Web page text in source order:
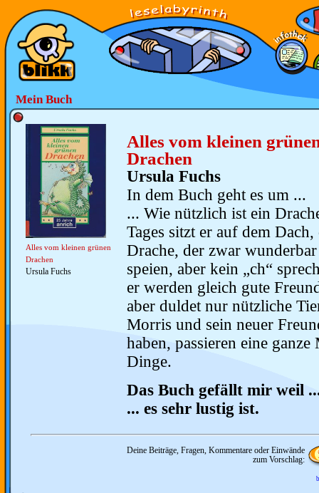
Mein Buch
Alles vom kleinen grünen
Drachen
Ursula Fuchs
Alles vom kleinen
Drachen
Ursula Fuchs
In dem Buch geht es um ...
... Wie nützlich ist ein
Tages sitzt er auf dem
Drache, der zwar
speien, aber kein „ch“
er werden gleich gute
aber duldet nur nützliche
Morris und sein neuer
haben, passieren eine ganze
Dinge.
Das Buch gefällt mir weil
... es sehr lustig ist.
Deine Beiträge, Fragen, Kommentare oder Einwände
zum Vorschlag: